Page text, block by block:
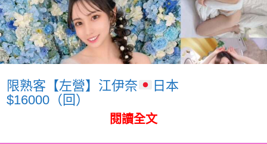
限熟客【左營】江伊奈
日本
$16000（回）
閱讀全文